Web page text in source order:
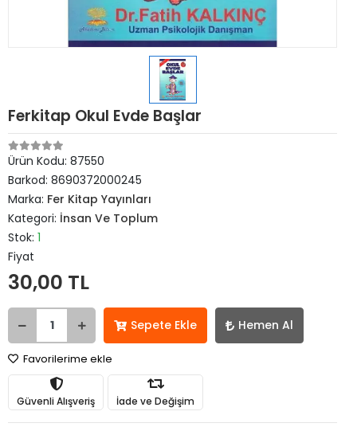
Ferkitap Okul Evde Başlar
Ürün Kodu: 87550
Barkod: 8690372000245
Marka: Fer Kitap Yayınları
Kategori: İnsan Ve Toplum
Stok: 1
Fiyat
30,00 TL
Sepete Ekle Hemen Al
Favorilerime ekle
Güvenli Alışveriş İade ve Değişim